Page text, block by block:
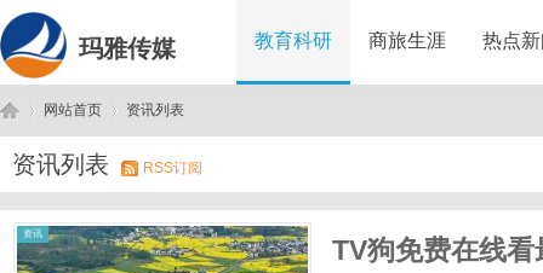
玛雅传媒 教育科研 商旅生涯 热点
玛 ›
网站首页
›
资讯列表
资讯列表 RSS订阅
资讯
TV狗免费在线